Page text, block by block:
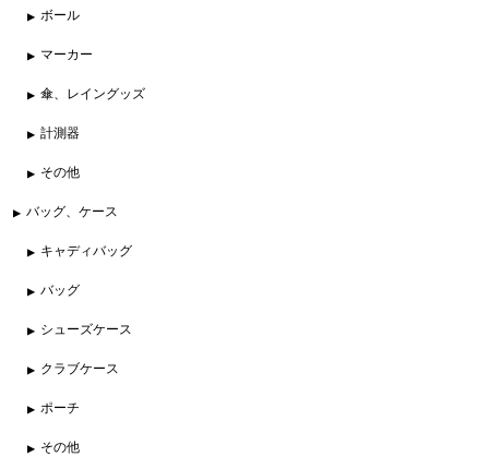
ボール
マーカー
傘、レイングッズ
計測器
その他
バッグ、ケース
キャディバッグ
バッグ
シューズケース
クラブケース
ポーチ
その他